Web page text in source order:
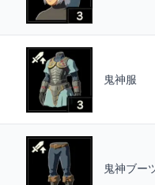
鬼神服
鬼神ブー